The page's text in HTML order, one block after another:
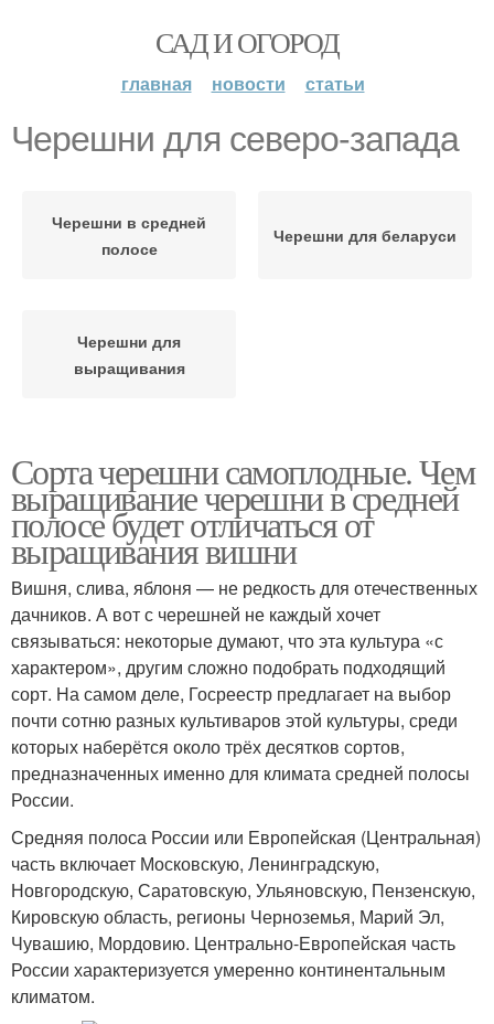
САД И ОГОРОД
главная новости статьи
Черешни для северо-запада
Черешни в средней
полосе
Черешни для беларуси
Черешни для
выращивания
Сорта черешни самоплодные. Чем
выращивание черешни в средней
полосе будет отличаться от
выращивания вишни
Вишня, слива, яблоня — не редкость для отечественных
дачников. А вот с черешней не каждый хочет
связываться: некоторые думают, что эта культура «с
характером», другим сложно подобрать подходящий
сорт. На самом деле, Госреестр предлагает на выбор
почти сотню разных культиваров этой культуры, среди
которых наберётся около трёх десятков сортов,
предназначенных именно для климата средней полосы
России.
Средняя полоса России или Европейская (Центральная)
часть включает Московскую, Ленинградскую,
Новгородскую, Саратовскую, Ульяновскую, Пензенскую,
Кировскую область, регионы Черноземья, Марий Эл,
Чувашию, Мордовию. Центрально-Европейская часть
России характеризуется умеренно континентальным
климатом.